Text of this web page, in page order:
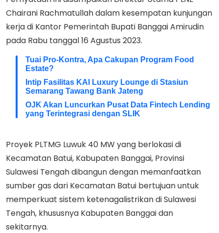
Chairani Rachmatullah dalam kesempatan kunjungan
kerja di Kantor Pemerintah Bupati Banggai Amirudin
pada Rabu tanggal 16 Agustus 2023.
Tuai Pro-Kontra, Apa Cakupan Program Food
Estate?
Intip Fasilitas KAI Luxury Lounge di Stasiun
Semarang Tawang Bank Jateng
OJK Akan Luncurkan Pusat Data Fintech Lending
yang Terintegrasi dengan SLIK
Proyek PLTMG Luwuk 40 MW yang berlokasi di
Kecamatan Batui, Kabupaten Banggai, Provinsi
Sulawesi Tengah dibangun dengan memanfaatkan
sumber gas dari Kecamatan Batui bertujuan untuk
memperkuat sistem ketenagalistrikan di Sulawesi
Tengah, khususnya Kabupaten Banggai dan
sekitarnya.